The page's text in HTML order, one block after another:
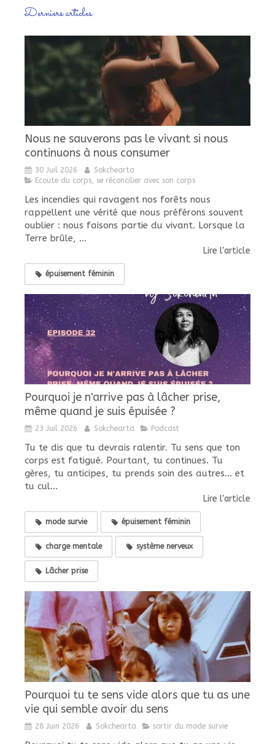
Derniers articles
Nous ne sauverons pas le vivant si nous
continuons à nous consumer
30 Juil 2026
Sokchearta
Ecoute du corps, se réconcilier avec son corps
Les incendies qui ravagent nos forêts nous
rappellent une vérité que nous préférons souvent
oublier : nous faisons partie du vivant. Lorsque la
Terre brûle, ...
Lire l'article
épuisement féminin
Pourquoi je n'arrive pas à lâcher prise,
même quand je suis épuisée ?
23 Juil 2026 Sokchearta Podcast
Tu te dis que tu devrais ralentir. Tu sens que ton
corps est fatigué. Pourtant, tu continues. Tu
gères, tu anticipes, tu prends soin des autres... et
tu cul...
Lire l'article
mode survie épuisement féminin
charge mentale système nerveux
Lâcher prise
Pourquoi tu te sens vide alors que tu as une
vie qui semble avoir du sens
28 Juin 2026 Sokchearta sortir du mode survie